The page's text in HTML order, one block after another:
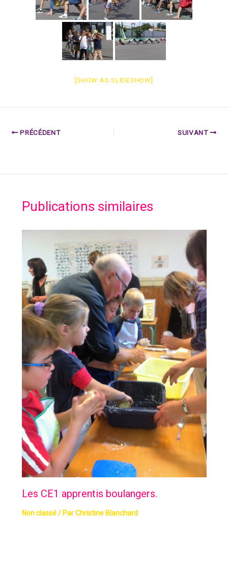
[SHOW AS SLIDESHOW]
PRÉCÉDENT SUIVANT
Publications similaires
Les CE1 apprentis boulangers.
Non classé/ ParChristine Blanchard